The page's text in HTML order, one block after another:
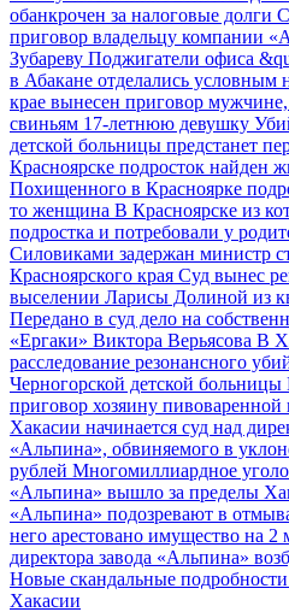
обанкрочен за налоговые долги
приговор владельцу компании
Зубареву Поджигатели офиса
в Абакане отделались условным
крае вынесен приговор
свиньям 17-летнюю девушку
детской больницы предстанет
Красноярске подросток найден
Похищенного в Красноярке
то женщина В Красноярске из
подростка и потребовали у
Силовиками задержан министр
Красноярского края Суд вынес
выселении Ларисы Долиной из
Передано в суд дело на
«Ергаки» Виктора Верьясова В
расследование резонансного
Черногорской детской больницы
приговор хозяину
Хакасии начинается суд над
«Альпина», обвиняемого в
рублей Многомиллиардное
«Альпина» вышло за пределы
«Альпина» подозревают в
него арестовано имущество на 2
директора завода «Альпина»
Новые скандальные
Хакасии